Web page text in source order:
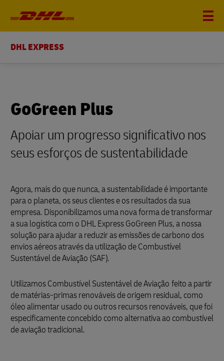
DHL EXPRESS
GoGreen Plus
Apoiar um progresso significativo nos
seus esforços de sustentabilidade
Agora, mais do que nunca, a sustentabilidade é importante
para o planeta, os seus clientes e os resultados da sua
empresa. Disponibilizamos uma nova forma de transformar
a sua logística com o DHL Express GoGreen Plus, a nossa
solução para ajudar a reduzir as emissões de carbono dos
envios aéreos através da utilização de Combustível
Sustentável de Aviação (SAF).
Utilizamos Combustível Sustentável de Aviação feito a partir
de matérias-primas renováveis de origem residual, como
óleo alimentar usado ou outros recursos renováveis, que foi
especificamente concebido como alternativa ao combustível
de aviação tradicional.